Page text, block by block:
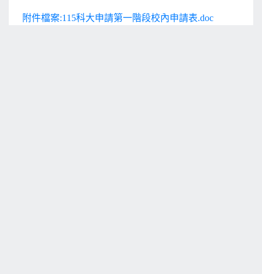
附件檔案:115科大申請第一階段校內申請表.doc